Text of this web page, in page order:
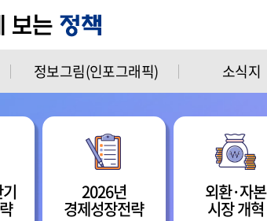
정보그림(인포그래픽) 소식지
2026년
경제성장전략
외환·자본
시장 개혁